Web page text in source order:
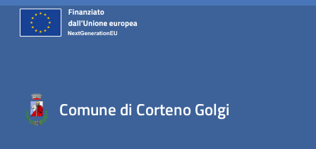
Comune di Corteno Golgi